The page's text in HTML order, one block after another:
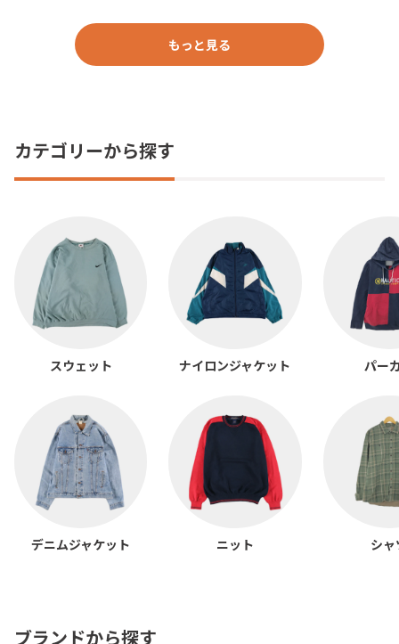
もっと見る
カテゴリーから探す
スウェット ナイロンジャケット パー
デニムジャケット ニット シャ
ブランドから探す